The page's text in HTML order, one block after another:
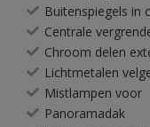
Buitenspiegels in
Centrale
Chroom delen
Lichtmetalen
Mistlampen voor
Panoramadak